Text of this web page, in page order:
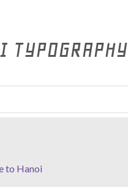
TYPOGRAPHY
to Hanoi